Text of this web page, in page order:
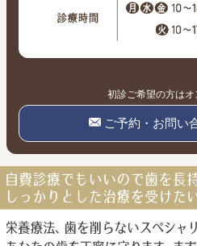
初診ご希望の方はオ
ご予約・お問い